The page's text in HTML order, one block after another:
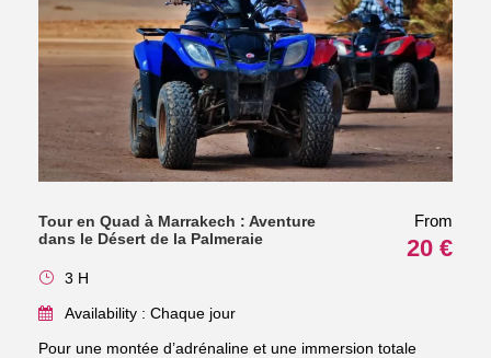
Tour en Quad à Marrakech : Aventure
dans le Désert de la Palmeraie
From
20 €
3 H
Availability : Chaque jour
Pour une montée d’adrénaline et une immersion totale